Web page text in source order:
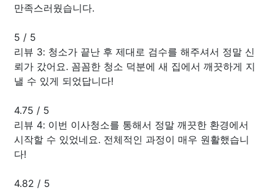
만족스러웠습니다.
5 / 5
리뷰 3: 청소가 끝난 후 제대로 검수를 해주셔서 정말 신
뢰가 갔어요. 꼼꼼한 청소 덕분에 새 집에서 깨끗하게 지
낼 수 있게 되었답니다!
4.75 / 5
리뷰 4: 이번 이사청소를 통해서 정말 깨끗한 환경에서
시작할 수 있었네요. 전체적인 과정이 매우 원활했습니
다!
4.82 / 5